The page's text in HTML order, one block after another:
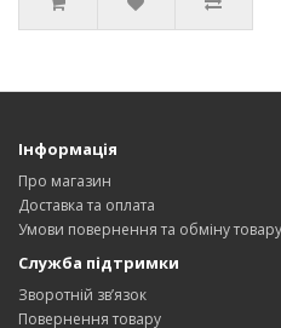
Інформація
Про магазин
Доставка та оплата
Умови повернення та обміну товару
Служба підтримки
Зворотній зв’язок
Повернення товару